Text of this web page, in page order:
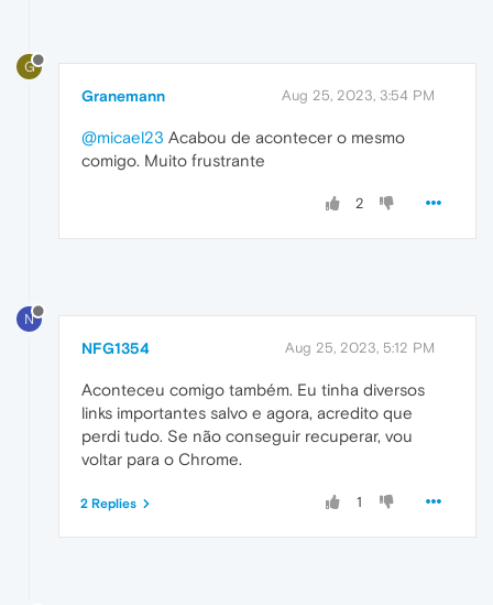
G
Granemann Aug 25, 2023, 3:54 PM
@micael23 Acabou de acontecer o mesmo
comigo. Muito frustrante
2
N
NFG1354 Aug 25, 2023, 5:12 PM
Aconteceu comigo também. Eu tinha diversos
links importantes salvo e agora, acredito que
perdi tudo. Se não conseguir recuperar, vou
voltar para o Chrome.
1
2 Replies